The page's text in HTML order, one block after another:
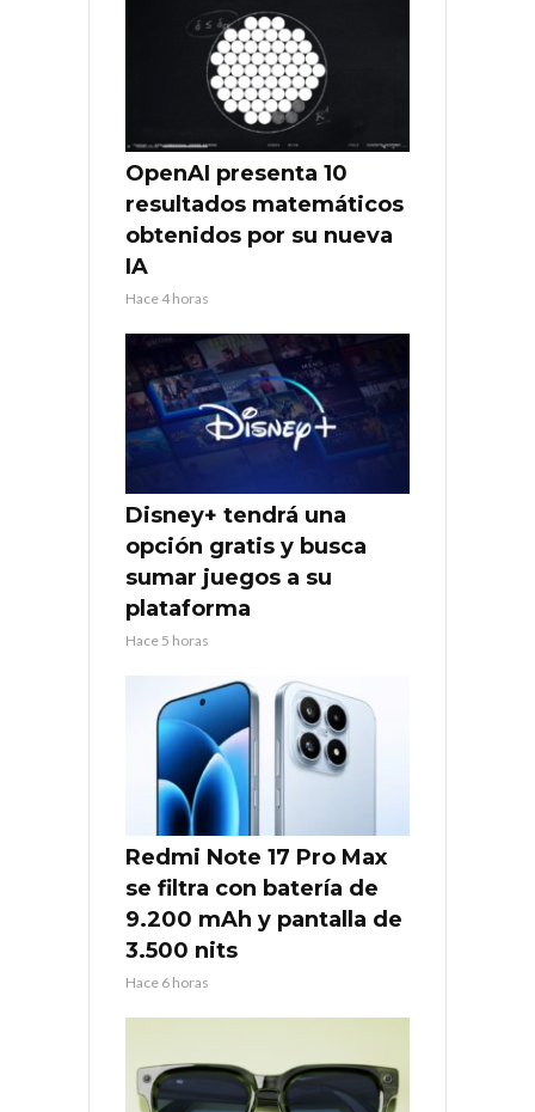
OpenAI presenta 10
resultados matemáticos
obtenidos por su nueva
IA
Hace 4 horas
Disney+ tendrá una
opción gratis y busca
sumar juegos a su
plataforma
Hace 5 horas
Redmi Note 17 Pro Max
se filtra con batería de
9.200 mAh y pantalla de
3.500 nits
Hace 6 horas